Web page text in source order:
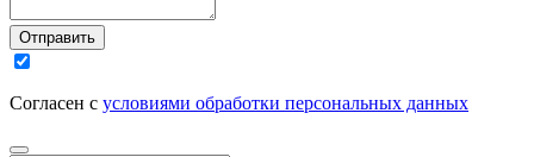
Отправить
Согласен с условиями обработки персональных данных